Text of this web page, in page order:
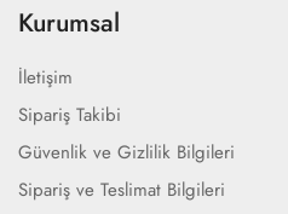
Kurumsal
İletişim
Sipariş Takibi
Güvenlik ve Gizlilik Bilgileri
Sipariş ve Teslimat Bilgileri